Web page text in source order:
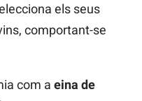
els seus
comportant-se
com a eina de